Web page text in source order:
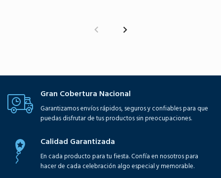
Gran Cobertura Nacional
Garantizamos envíos rápidos, seguros y confiables para que
puedas disfrutar de tus productos sin preocupaciones.
Calidad Garantizada
En cada producto para tu fiesta. Confía en nosotros para
hacer de cada celebración algo especial y memorable.